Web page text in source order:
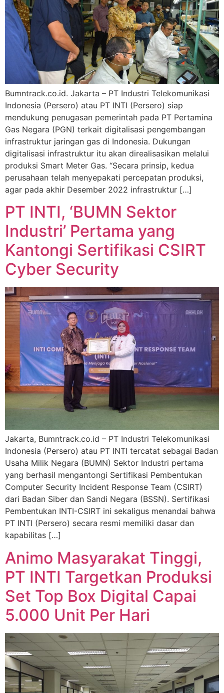
Bumntrack.co.id. Jakarta – PT Industri Telekomunikasi
Indonesia (Persero) atau PT INTI (Persero) siap
mendukung penugasan pemerintah pada PT Pertamina
Gas Negara (PGN) terkait digitalisasi pengembangan
infrastruktur jaringan gas di Indonesia. Dukungan
digitalisasi infrastruktur itu akan direalisasikan melalui
produksi Smart Meter Gas. “Secara prinsip, kedua
perusahaan telah menyepakati percepatan produksi,
agar pada akhir Desember 2022 infrastruktur […]
PT INTI, ‘BUMN Sektor
Industri’ Pertama yang
Kantongi Sertifikasi CSIRT
Cyber Security
Jakarta, Bumntrack.co.id – PT Industri Telekomunikasi
Indonesia (Persero) atau PT INTI tercatat sebagai Badan
Usaha Milik Negara (BUMN) Sektor Industri pertama
yang berhasil mengantongi Sertifikasi Pembentukan
Computer Security Incident Response Team (CSIRT)
dari Badan Siber dan Sandi Negara (BSSN). Sertifikasi
Pembentukan INTI-CSIRT ini sekaligus menandai bahwa
PT INTI (Persero) secara resmi memiliki dasar dan
kapabilitas […]
Animo Masyarakat Tinggi,
PT INTI Targetkan Produksi
Set Top Box Digital Capai
5.000 Unit Per Hari